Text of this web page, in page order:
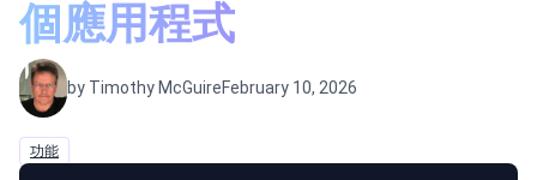
個應用程式
by Timothy McGuireFebruary 10, 2026
功能